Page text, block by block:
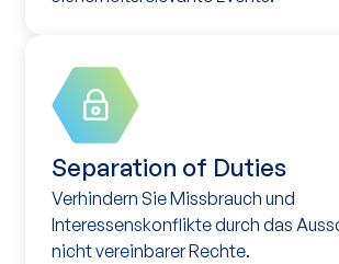
Separation of Duties
Verhindern Sie Missbrauch und
Interessenskonflikte durch das
nicht vereinbarer Rechte.